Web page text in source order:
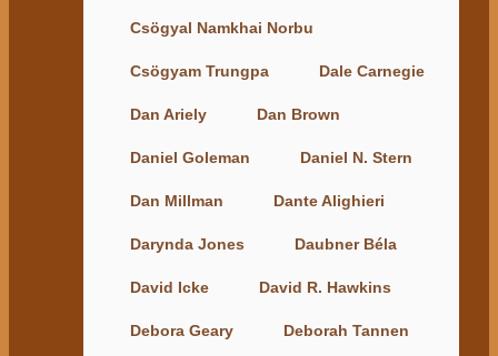
Csögyal Namkhai Norbu
Csögyam Trungpa Dale Carnegie
Dan Ariely Dan Brown
Daniel Goleman Daniel N. Stern
Dan Millman Dante Alighieri
Darynda Jones Daubner Béla
David Icke David R. Hawkins
Debora Geary Deborah Tannen